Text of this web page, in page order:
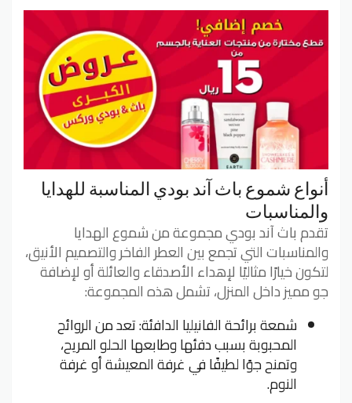
أنواع شموع باث آند بودي المناسبة للهدايا
والمناسبات
تقدم باث آند بودي مجموعة من شموع الهدايا
والمناسبات التي تجمع بين العطر الفاخر والتصميم الأنيق،
لتكون خيارًا مثاليًا لإهداء الأصدقاء والعائلة أو لإضافة
جو مميز داخل المنزل، تشمل هذه المجموعة:
شمعة برائحة الفانيليا الدافئة: تعد من الروائح
المحبوبة بسبب دفئها وطابعها الحلو المريح،
وتمنح جوًا لطيفًا في غرفة المعيشة أو غرفة
النوم.